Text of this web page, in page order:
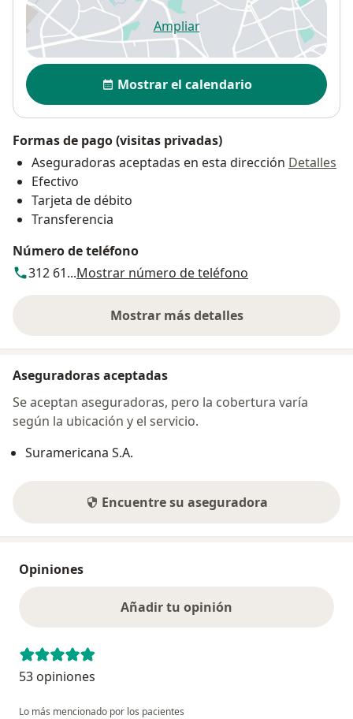
Ampliarse abre en una nueva
Disponibilidad
Mostrar el calendario
Formas de pago (visitas privadas)
Aseguradoras aceptadas en esta dirección Detalles
Efectivo
Tarjeta de débito
Transferencia
Número de teléfono
312 61...Mostrar número de teléfono
Mostrar más detalles
sobre la dirección
Aseguradoras aceptadas
Se aceptan aseguradoras, pero la cobertura varía
según la ubicación y el servicio.
Suramericana S.A.
Encuentre su aseguradora
Opiniones
Añadir tu opinión
53 opiniones
Lo más mencionado por los pacientes